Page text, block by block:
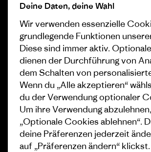
Klimaziele
1% For The Planet
Wie wir finanzieren
Geschenkgutscheine
Stores in deiner Nähe
Pressekontakt
Industry program
Affiliate-
Patagonia
Seitenverzeichnis
Deine Daten, deine Wahl
Wir verwenden essenzielle
grundlegende Funktionen
Diese sind immer aktiv.
dienen der Durchführung von
dem Schalten von
Wenn du „Alle akzeptieren“
du der Verwendung optionaler
Um ihre Verwendung
„Optionale Cookies ablehnen“.
deine Präferenzen jederzeit
auf „Präferenzen ändern“